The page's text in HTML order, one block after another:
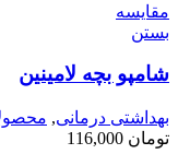
مقایسه
بستن
شامپو بچه لامینین
بهداشتی درمانی,
تومان